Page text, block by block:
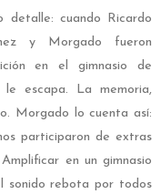
cuando Ricardo
y Morgado fueron
en el gimnasio de
escapa. La memoria,
Morgado lo cuenta así:
participaron de extras
en un gimnasio
sonido rebota por todos